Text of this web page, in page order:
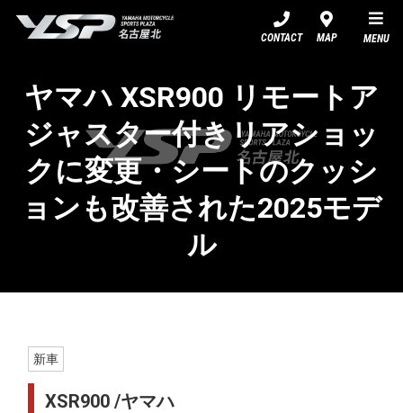
CONTACT MAP MENU
ヤマハ XSR900 リモートア
ジャスター付きリアショッ
クに変更・シートのクッシ
ョンも改善された2025モデ
ル
新車
XSR900 /ヤマハ